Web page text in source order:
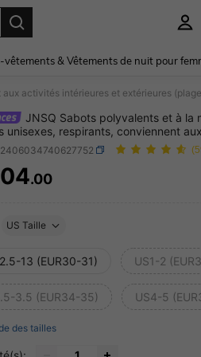
vêtements & Vêtements de nuit pour
activités intérieures et extérieures
JNSQ Sabots polyvalents et à la
unisexes, respirants, conviennent
et extérieures (plage, été, etc.)
AND
.00
US Taille
13 (EUR30-31) US1-2
3.5 (EUR34-35) US4-5
des tailles